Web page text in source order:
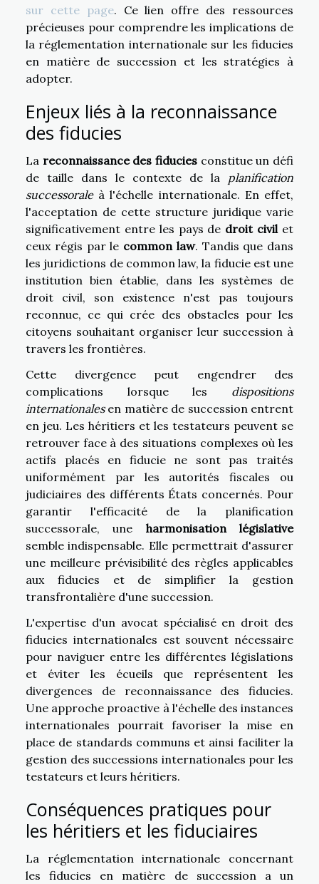
sur cette page. Ce lien offre des ressources
précieuses pour comprendre les implications de
la réglementation internationale sur les fiducies
en matière de succession et les stratégies à
adopter.
Enjeux liés à la reconnaissance
des fiducies
La reconnaissance des fiducies constitue un défi
de taille dans le contexte de la planification
successoraleà l'échelle internationale. En effet,
l'acceptation de cette structure juridique varie
significativement entre les pays de droit civil et
ceux régis par le common law. Tandis que dans
les juridictions de common law, la fiducie est une
institution bien établie, dans les systèmes de
droit civil, son existence n'est pas toujours
reconnue, ce qui crée des obstacles pour les
citoyens souhaitant organiser leur succession à
travers les frontières.
Cette divergence peut engendrer des
complications lorsque les dispositions
internationalesen matière de succession entrent
en jeu. Les héritiers et les testateurs peuvent se
retrouver face à des situations complexes où les
actifs placés en fiducie ne sont pas traités
uniformément par les autorités fiscales ou
judiciaires des différents États concernés. Pour
garantir l'efficacité de la planification
successorale, une harmonisation législative
semble indispensable. Elle permettrait d'assurer
une meilleure prévisibilité des règles applicables
aux fiducies et de simplifier la gestion
transfrontalière d'une succession.
L'expertise d'un avocat spécialisé en droit des
fiducies internationales est souvent nécessaire
pour naviguer entre les différentes législations
et éviter les écueils que représentent les
divergences de reconnaissance des fiducies.
Une approche proactive à l'échelle des instances
internationales pourrait favoriser la mise en
place de standards communs et ainsi faciliter la
gestion des successions internationales pour les
testateurs et leurs héritiers.
Conséquences pratiques pour
les héritiers et les fiduciaires
La réglementation internationale concernant
les fiducies en matière de succession a un